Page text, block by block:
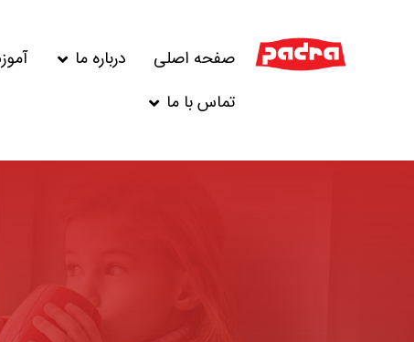
صفحه اصلی درباره ما
تماس با ما